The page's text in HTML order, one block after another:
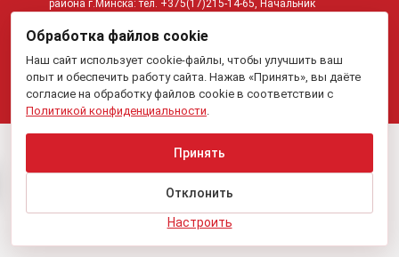
района г.Минска: тел. +375(17)215-14-65, Начальник
отдела: Жакович Юлия Николаевна.
Вся приведенная на данном сайте информация, включая
информацию о ценах, носит исключительно
информационный характер и не является публичной
офертой.
Обработка файлов cookie
Наш сайт использует cookie-файлы, чтобы улучшить ваш
опыт и обеспечить работу сайта. Нажав «Принять», вы даёте
согласие на обработку файлов cookie в соответствии с
Политикой конфиденциальности.
Настроить
Отклонить
Принять